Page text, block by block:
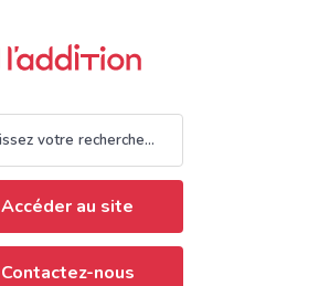
Accéder au site
Contactez-nous